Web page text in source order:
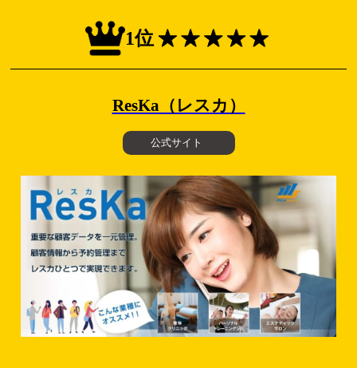
1位
ResKa（レスカ）
公式サイト